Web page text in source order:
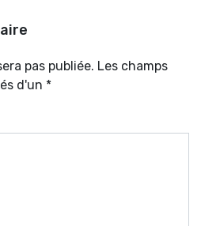
pas publiée. Les champs
d'un *